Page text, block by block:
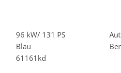
96 kW/ 131 PS
Blau
61161kd